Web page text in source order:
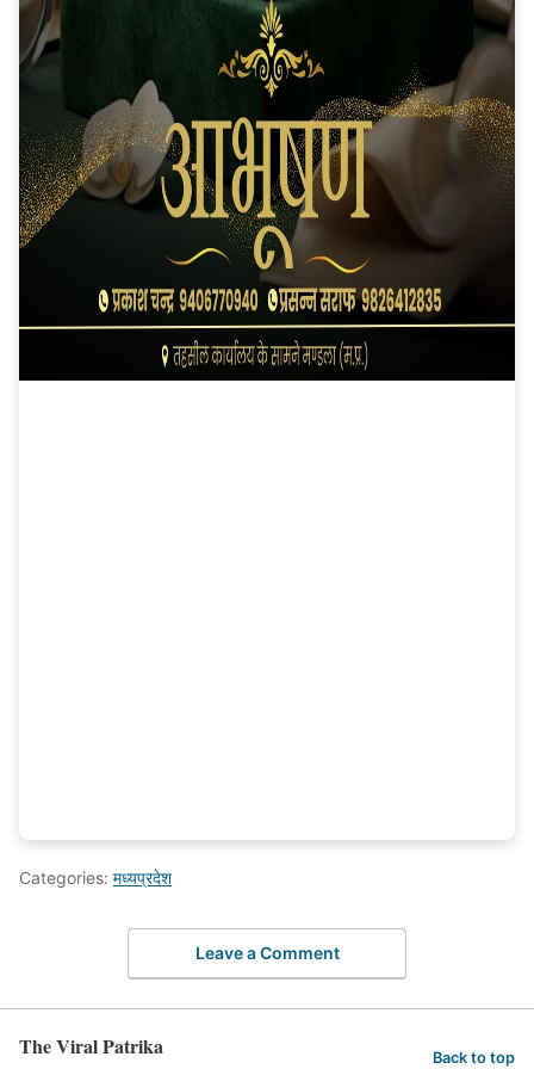
Categories: मध्यप्रदेश
Leave a Comment
The Viral Patrika Back to top